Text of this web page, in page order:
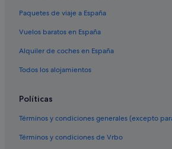
Paquetes de viaje a España
Vuelos baratos en España
Alquiler de coches en España
Todos los alojamientos
Políticas
Términos y condiciones generales (excepto
Términos y condiciones de Vrbo